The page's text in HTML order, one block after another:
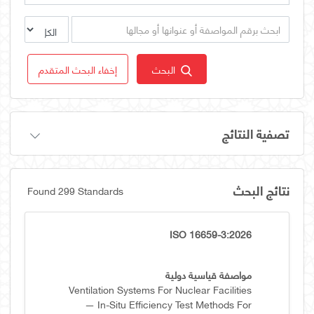
البحث إخفاء البحث المتقدم
تصفية النتائج
نتائج البحث Found 299 Standards
ISO 16659-3:2026
مواصفة قياسية دولية
Ventilation Systems For Nuclear Facilities
— In-Situ Efficiency Test Methods For